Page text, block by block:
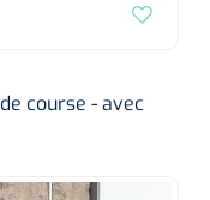
course - avec